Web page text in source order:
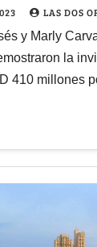
LAS DOS
y Marly
la
410 millones